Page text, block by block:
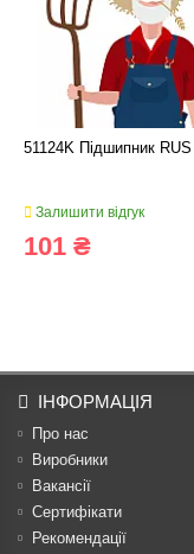
51124K Підшипник RUS
Залишити відгук
101 ₴
ІНФОРМАЦІЯ
Про нас
Виробники
Вакансії
Сертифікати
Рекомендації